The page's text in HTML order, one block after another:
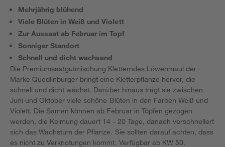
Mehrjährig blühend
Viele Blüten in Weiß und Violett
Zur Aussaat ab Februar im Topf
Sonniger Standort
Schnell und dicht wachsend
Die Premiumsaatgutmischung Kletterndes Löwenmaul der
Marke Quedlinburger bringt eine Kletterpflanze hervor, die
schnell und dicht wächst. Darüber hinaus trägt sie zwischen
Juni und Oktober viele schöne Blüten in den Farben Weiß und
Violett. Die Samen können ab Februar in Töpfen gezogen
werden, die Keimung dauert 14 - 20 Tage, danach verschnellert
sich das Wachstum der Pflanze. Sie sollten darauf achten, dass
es nicht zu Verknotungen kommt. Verfügbar ab KW 50.